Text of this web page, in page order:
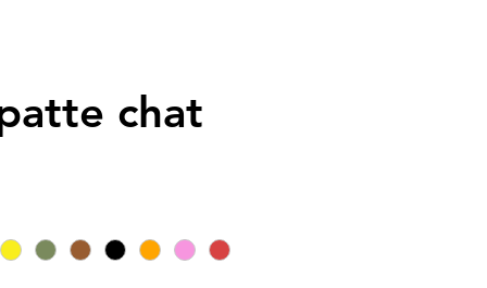
chat